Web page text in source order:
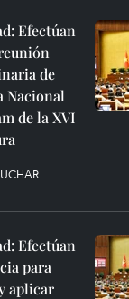
Efectúan
de
Nacional
de la XVI
Efectúan
para
aplicar